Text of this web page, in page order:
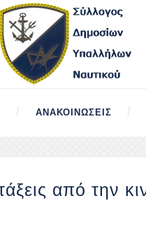
ΑΝΑΚΟΙΝΏΣΕΙΣ
από την